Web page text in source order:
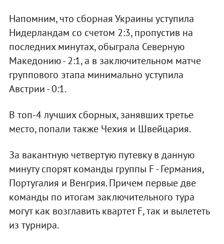
Напомним, что сборная Украины уступила
Нидерландам со счетом 2:3, пропустив на
последних минутах, обыграла Северную
Македонию - 2:1, а в заключительном матче
группового этапа минимально уступила
Австрии - 0:1.
В топ-4 лучших сборных, занявших третье
место, попали также Чехия и Швейцария.
За вакантную четвертую путевку в данную
минуту спорят команды группы F - Германия,
Португалия и Венгрия. Причем первые две
команды по итогам заключительного тура
могут как возглавить квартет F, так и вылететь
из турнира.